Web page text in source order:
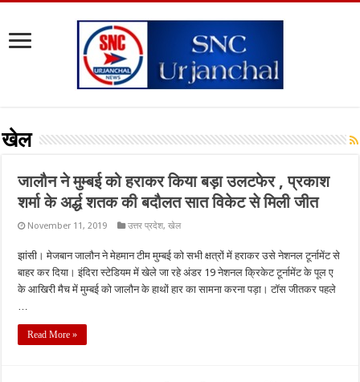
खेल
जालौन ने मुम्बई को हराकर किया बड़ा उलटफेर , प्रकाश
शर्मा के अर्द्ध शतक की बदौलत सात विकेट से मिली जीत
November 11, 2019 उत्तर प्रदेश,खेल
झांसी। मेजबान जालौन ने मेहमान टीम मुम्बई को सभी क्षत्रों में हराकर उसे नेशनल टूर्नामेंट से
बाहर कर दिया। इंदिरा स्टेडियम में खेले जा रहे अंडर 19 नेशनल क्रिकेट टूर्नामेंट के पूल ए
के आखिरी मैच में मुम्बई को जालौन के हाथों हार का सामना करना पड़ा। टॉस जीतकर पहले
…
Read More »